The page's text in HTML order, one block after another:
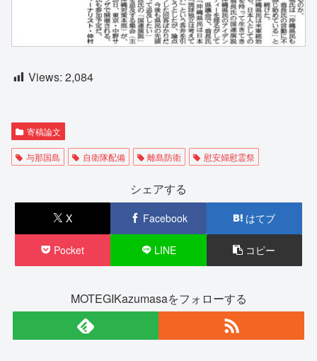
Views: 2,084
寄稿論文
与那国島 自衛隊配備 離島防衛 慰安婦慰霊祭
シェアする
X Facebook はてブ
Pocket LINE コピー
MOTEGIKazumasaをフォローする